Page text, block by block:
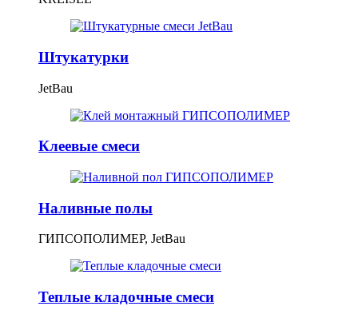
Штукатурки
JetBau
Клеевые смеси
Наливные полы
ГИПСОПОЛИМЕР, JetBau
Теплые кладочные смеси